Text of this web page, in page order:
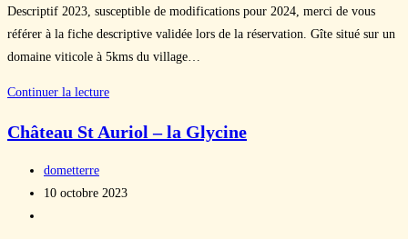
Descriptif 2023, susceptible de modifications pour 2024, merci de vous
référer à la fiche descriptive validée lors de la réservation. Gîte situé sur un
domaine viticole à 5kms du village…
Continuer la lectureChâteau
Auriol
Château St Auriol – la Glycine
Auteur/autrice
de
dometterre
Publication
10 octobre 2023